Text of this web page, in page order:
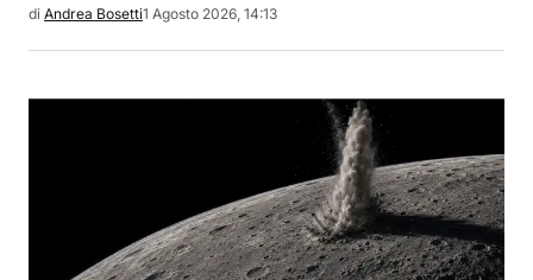
di Andrea Bosetti1 Agosto 2026, 14:13